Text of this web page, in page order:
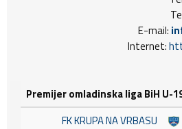
E-mail:
Internet:
Premijer omladinska liga BiH U-
FK KRUPA NA VRBASU